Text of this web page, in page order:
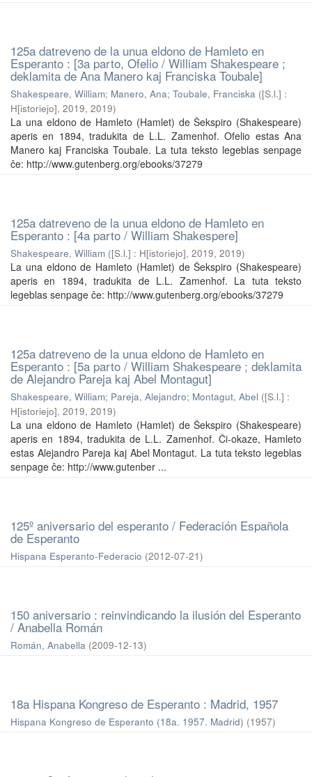
125a datreveno de la unua eldono de Hamleto en
Esperanto : [3a parto, Ofelio / William Shakespeare ;
deklamita de Ana Manero kaj Franciska Toubale]
Shakespeare, William; Manero, Ana; Toubale, Franciska ([S.l.] :
H[istoriejo], 2019, 2019)
La una eldono de Hamleto (Hamlet) de Ŝekspiro (Shakespeare)
aperis en 1894, tradukita de L.L. Zamenhof. Ofelio estas Ana
Manero kaj Franciska Toubale. La tuta teksto legeblas senpage
ĉe: http://www.gutenberg.org/ebooks/37279
125a datreveno de la unua eldono de Hamleto en
Esperanto : [4a parto / William Shakespere]
Shakespeare, William ([S.l.] : H[istoriejo], 2019, 2019)
La una eldono de Hamleto (Hamlet) de Ŝekspiro (Shakespeare)
aperis en 1894, tradukita de L.L. Zamenhof. La tuta teksto
legeblas senpage ĉe: http://www.gutenberg.org/ebooks/37279
125a datreveno de la unua eldono de Hamleto en
Esperanto : [5a parto / William Shakespeare ; deklamita
de Alejandro Pareja kaj Abel Montagut]
Shakespeare, William; Pareja, Alejandro; Montagut, Abel ([S.l.] :
H[istoriejo], 2019, 2019)
La una eldono de Hamleto (Hamlet) de Ŝekspiro (Shakespeare)
aperis en 1894, tradukita de L.L. Zamenhof. Ĉi-okaze, Hamleto
estas Alejandro Pareja kaj Abel Montagut. La tuta teksto legeblas
senpage ĉe: http://www.gutenber ...
125º aniversario del esperanto / Federación Española
de Esperanto
Hispana Esperanto-Federacio (2012-07-21)
150 aniversario : reinvindicando la ilusión del Esperanto
/ Anabella Román
Román, Anabella (2009-12-13)
18a Hispana Kongreso de Esperanto : Madrid, 1957
Hispana Kongreso de Esperanto (18a. 1957. Madrid) (1957)